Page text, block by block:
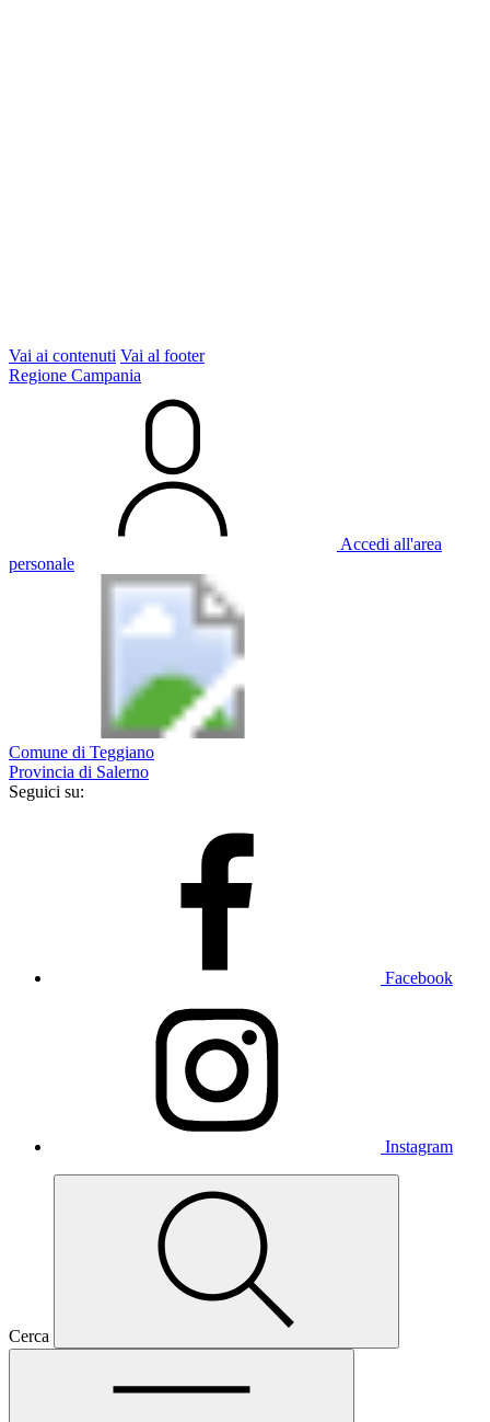
Vai ai contenuti Vai al footer
Regione Campania
Accedi all'area
personale
Comune di Teggiano
Provincia di Salerno
Seguici su:
Facebook
Instagram
Cerca